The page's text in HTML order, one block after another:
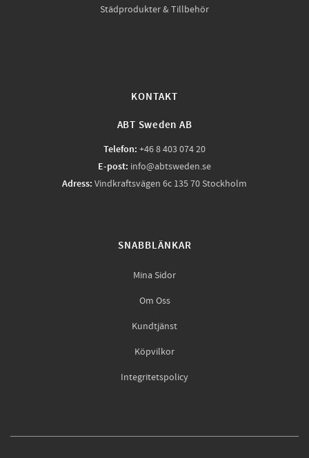
Städprodukter & Tillbehör
KONTAKT
ABT Sweden AB
Telefon: +46 8 403 074 20
E-post: info@abtsweden.se
Adress: Vindkraftsvägen 6c 135 70 Stockholm
SNABBLÄNKAR
Mina Sidor
Om Oss
Kundtjänst
Köpvilkor
Integritetspolicy